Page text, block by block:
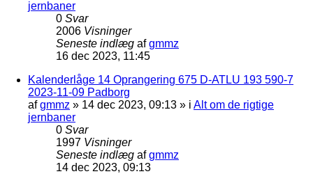
jernbaner
0 Svar
2006 Visninger
Seneste indlæg afgmmz
16 dec 2023, 11:45
Kalenderlåge 14 Oprangering 675 D-ATLU 193 590-7
2023-11-09 Padborg
afgmmz » 14 dec 2023, 09:13 » i Alt om de rigtige
jernbaner
0 Svar
1997 Visninger
Seneste indlæg afgmmz
14 dec 2023, 09:13